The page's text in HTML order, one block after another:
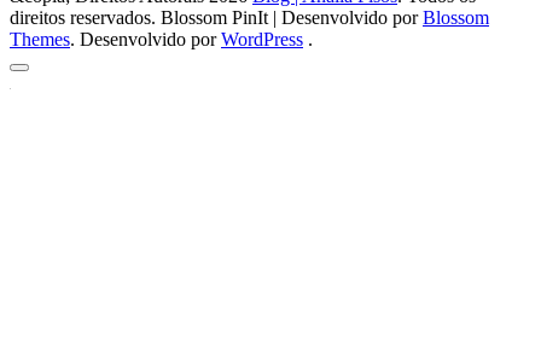
direitos reservados. Blossom PinIt | Desenvolvido porBlossom
Themes. Desenvolvido porWordPress .